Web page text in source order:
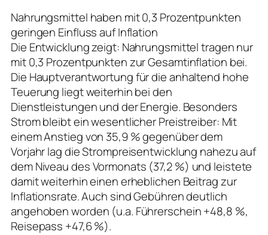
Nahrungsmittel haben mit 0,3 Prozentpunkten
geringen Einfluss auf Inflation
Die Entwicklung zeigt: Nahrungsmittel tragen nur
mit 0,3 Prozentpunkten zur Gesamtinflation bei.
Die Hauptverantwortung für die anhaltend hohe
Teuerung liegt weiterhin bei den
Dienstleistungen und der Energie. Besonders
Strom bleibt ein wesentlicher Preistreiber: Mit
einem Anstieg von 35,9 % gegenüber dem
Vorjahr lag die Strompreisentwicklung nahezu auf
dem Niveau des Vormonats (37,2 %) und leistete
damit weiterhin einen erheblichen Beitrag zur
Inflationsrate. Auch sind Gebühren deutlich
angehoben worden (u.a. Führerschein +48,8 %,
Reisepass +47,6 %).